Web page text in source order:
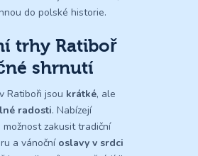
do polské historie.
trhy Ratiboř
shrnutí
Ratiboři jsou krátké, ale
radosti. Nabízejí
možnost zakusit tradiční
a vánoční oslavy v srdci